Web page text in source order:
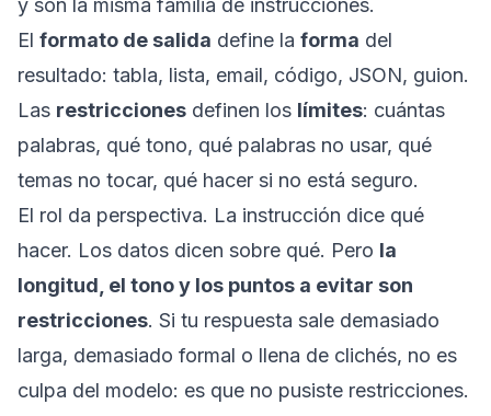
y son la misma familia de instrucciones.
El formato de salida define la forma del
resultado: tabla, lista, email, código, JSON, guion.
Las restricciones definen los límites: cuántas
palabras, qué tono, qué palabras no usar, qué
temas no tocar, qué hacer si no está seguro.
El rol da perspectiva. La instrucción dice qué
hacer. Los datos dicen sobre qué. Pero la
longitud, el tono y los puntos a evitar son
restricciones. Si tu respuesta sale demasiado
larga, demasiado formal o llena de clichés, no es
culpa del modelo: es que no pusiste restricciones.